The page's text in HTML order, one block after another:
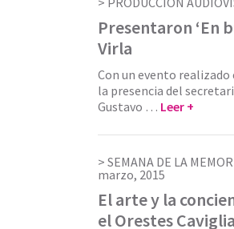
Presentaron ‘En
Virla
Con un evento
la presencia del
Gustavo … Leer +
SEMANA DE LA
marzo, 2015
El arte y la
el Orestes Caviglia